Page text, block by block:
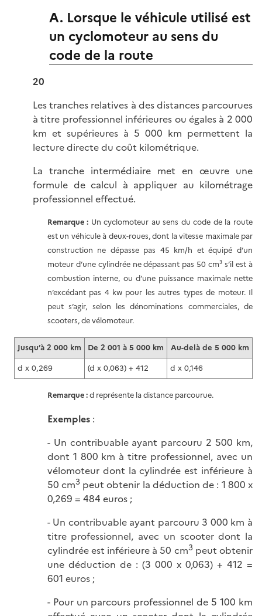
A. Lorsque le véhicule utilisé est
un cyclomoteur au sens du
code de la route
20
Les tranches relatives à des distances parcourues
à titre professionnel inférieures ou égales à 2 000
km et supérieures à 5 000 km permettent la
lecture directe du coût kilométrique.
La tranche intermédiaire met en œuvre une
formule de calcul à appliquer au kilométrage
professionnel effectué.
Remarque : Un cyclomoteur au sens du code de la route
est un véhicule à deux-roues, dont la vitesse maximale par
construction ne dépasse pas 45 km/h et équipé d’un
moteur d’une cylindrée ne dépassant pas 50 cm³ s’il est à
combustion interne, ou d’une puissance maximale nette
n’excédant pas 4 kw pour les autres types de moteur. Il
peut s’agir, selon les dénominations commerciales, de
scooters, de vélomoteur.
Jusqu’à 2 000 km De 2 001 à 5 000 km
Au-delà de 5 000 km
d x 0,269
(d x 0,063) + 412 d x 0,146
Remarque :d représente la distance parcourue.
Exemples :
- Un contribuable ayant parcouru 2 500 km,
dont 1 800 km à titre professionnel, avec un
vélomoteur dont la cylindrée est inférieure à
50 cm3 peut obtenir la déduction de : 1 800 x
0,269 = 484 euros ;
- Un contribuable ayant parcouru 3 000 km à
titre professionnel, avec un scooter dont la
cylindrée est inférieure à 50 cm3peut obtenir
une déduction de : (3 000 x 0,063) + 412 =
601 euros ;
- Pour un parcours professionnel de 5 100 km